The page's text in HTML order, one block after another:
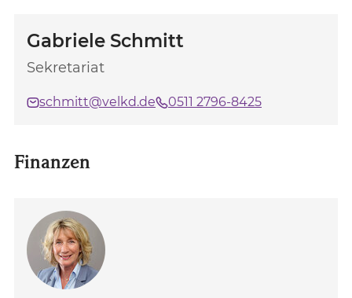
Gabriele Schmitt
Sekretariat
schmitt@velkd.de 0511 2796-8425
Finanzen